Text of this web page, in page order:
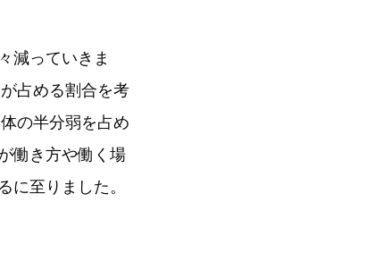
減っていきま
占める割合を考
の半分弱を占め
働き方や働く場
至りました。